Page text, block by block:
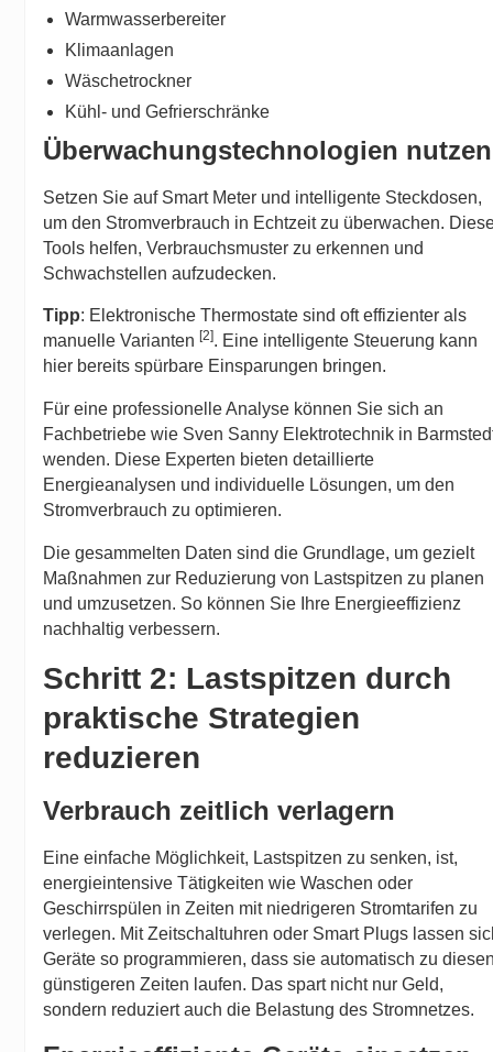
Warmwasserbereiter
Klimaanlagen
Wäschetrockner
Kühl- und Gefrierschränke
Überwachungstechnologien nutzen
Setzen Sie auf Smart Meter und intelligente Steckdosen,
um den Stromverbrauch in Echtzeit zu überwachen.
Tools helfen, Verbrauchsmuster zu erkennen und
Schwachstellen aufzudecken.
Tipp: Elektronische Thermostate sind oft effizienter als
manuelle Varianten[2]. Eine intelligente Steuerung kann
hier bereits spürbare Einsparungen bringen.
Für eine professionelle Analyse können Sie sich an
Fachbetriebe wie Sven Sanny Elektrotechnik in
wenden. Diese Experten bieten detaillierte
Energieanalysen und individuelle Lösungen, um den
Stromverbrauch zu optimieren.
Die gesammelten Daten sind die Grundlage, um gezielt
Maßnahmen zur Reduzierung von Lastspitzen zu planen
und umzusetzen. So können Sie Ihre Energieeffizienz
nachhaltig verbessern.
Schritt 2: Lastspitzen durch
praktische Strategien
reduzieren
Verbrauch zeitlich verlagern
Eine einfache Möglichkeit, Lastspitzen zu senken, ist,
energieintensive Tätigkeiten wie Waschen oder
Geschirrspülen in Zeiten mit niedrigeren Stromtarifen zu
verlegen. Mit Zeitschaltuhren oder Smart Plugs lassen
Geräte so programmieren, dass sie automatisch zu
günstigeren Zeiten laufen. Das spart nicht nur Geld,
sondern reduziert auch die Belastung des Stromnetzes.